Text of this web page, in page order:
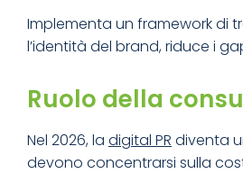
Implementa un framework di
l’identità del brand, riduce i
Ruolo della
Nel 2026, la digital PR diventa
devono concentrarsi sulla